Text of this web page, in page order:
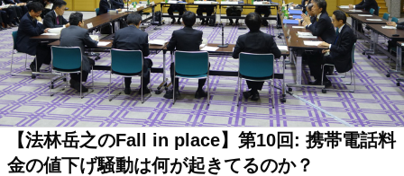
【法林岳之のFall in place】第10回: 携帯電話料
金の値下げ騒動は何が起きてるのか？